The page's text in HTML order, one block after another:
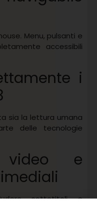
Menu, pulsanti e
accessibili
i
sia la lettura umana
delle tecnologie
video e
sottotitoli e